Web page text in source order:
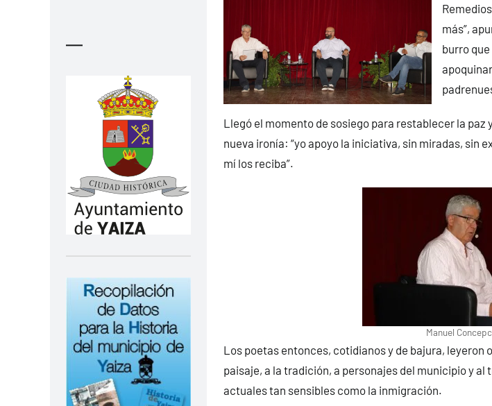
—
más”,
burro
Llegó el momento de sosiego para restablecer la paz
nueva ironía: “yo apoyo la iniciativa, sin miradas, sin
mí los reciba”.
Manuel
Los poetas entonces, cotidianos y de bajura, leyeron
paisaje, a la tradición, a personajes del municipio y
actuales tan sensibles como la inmigración.